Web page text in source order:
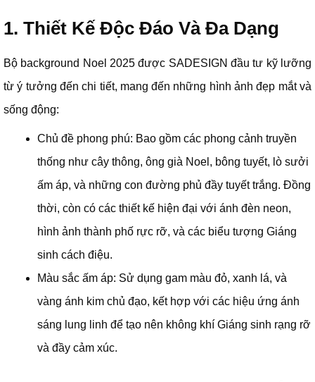
1. Thiết Kế Độc Đáo Và Đa Dạng
Bộ background Noel 2025 được SADESIGN đầu tư kỹ lưỡng
từ ý tưởng đến chi tiết, mang đến những hình ảnh đẹp mắt và
sống động:
Chủ đề phong phú: Bao gồm các phong cảnh truyền
thống như cây thông, ông già Noel, bông tuyết, lò sưởi
ấm áp, và những con đường phủ đầy tuyết trắng. Đồng
thời, còn có các thiết kế hiện đại với ánh đèn neon,
hình ảnh thành phố rực rỡ, và các biểu tượng Giáng
sinh cách điệu.
Màu sắc ấm áp: Sử dụng gam màu đỏ, xanh lá, và
vàng ánh kim chủ đạo, kết hợp với các hiệu ứng ánh
sáng lung linh để tạo nên không khí Giáng sinh rạng rỡ
và đầy cảm xúc.